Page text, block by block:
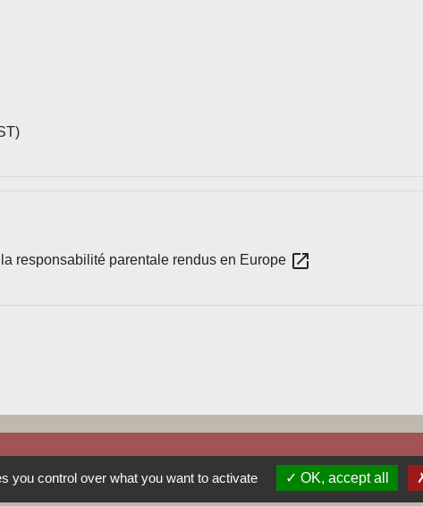
responsabilité parentale rendus en Europe open_in_new
Liens
you control over what you want to activate OK, accept all